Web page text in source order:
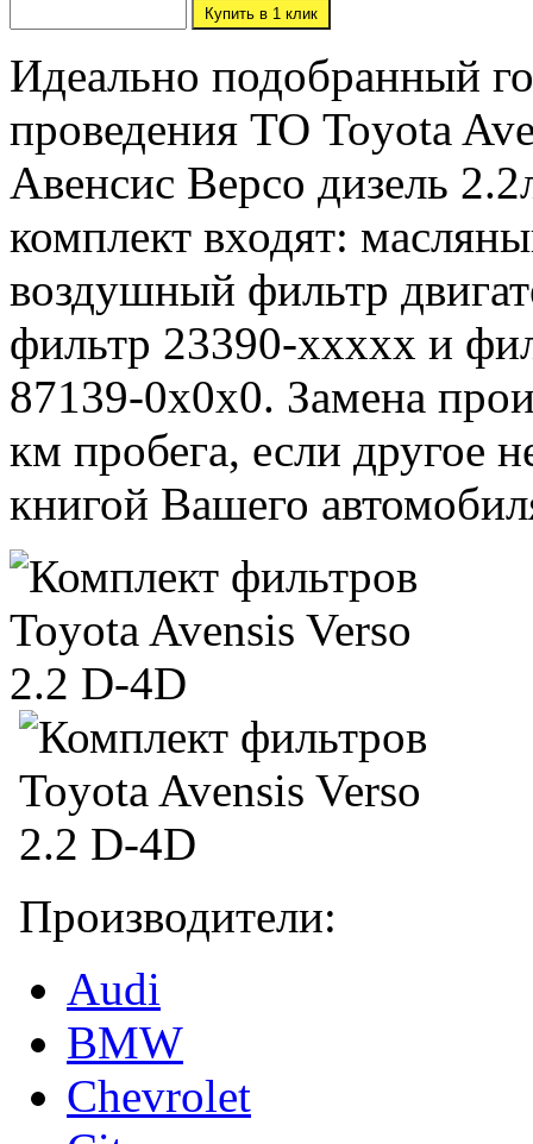
Идеально подобранный
проведения ТО Toyota
Авенсис Версо дизель
комплект входят:
воздушный фильтр
фильтр 23390-xxxxx и
87139-0x0x0. Замена
км пробега, если другое
книгой Вашего
Производители:
Audi
BMW
Chevrolet